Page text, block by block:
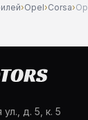
›Opel›Corsa›
д. 5, к. 5